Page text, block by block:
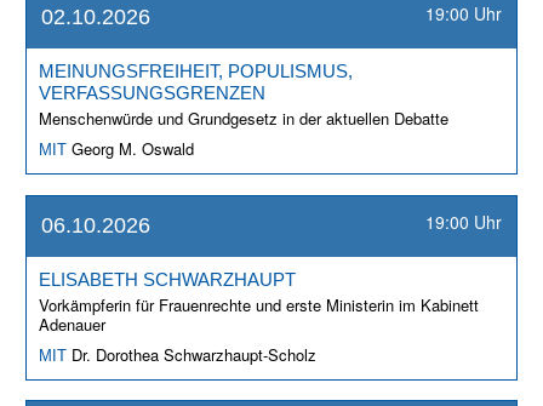
02.10.2026 19:00 Uhr
MEINUNGSFREIHEIT, POPULISMUS,
VERFASSUNGSGRENZEN
Menschenwürde und Grundgesetz in der aktuellen Debatte
MIT Georg M. Oswald
06.10.2026 19:00 Uhr
ELISABETH SCHWARZHAUPT
Vorkämpferin für Frauenrechte und erste Ministerin im Kabinett
Adenauer
MIT Dr. Dorothea Schwarzhaupt-Scholz